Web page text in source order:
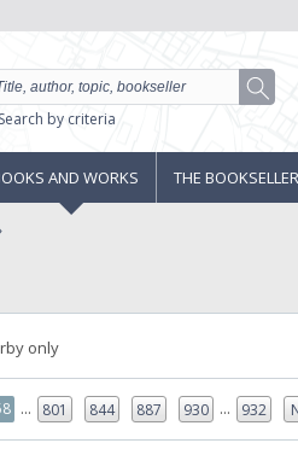
Search by criteria
AND WORKS THE
only
... 801 844 887 930 ... 932